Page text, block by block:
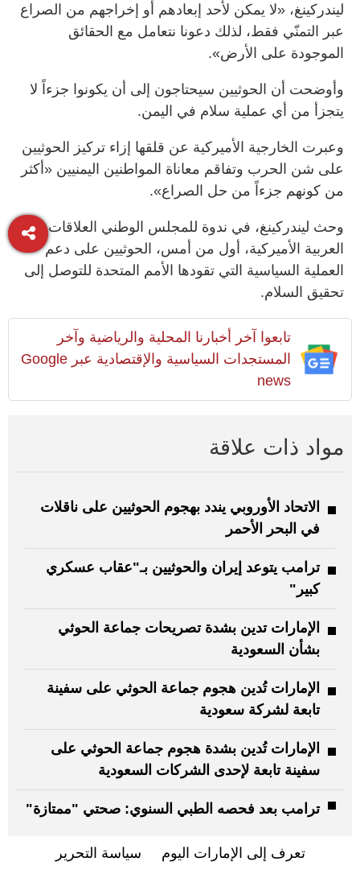
ليندركينغ، «لا يمكن لأحد إبعادهم أو إخراجهم من الصراع
عبر التمنّي فقط، لذلك دعونا نتعامل مع الحقائق
الموجودة على الأرض».
وأوضحت أن الحوثيين سيحتاجون إلى أن يكونوا جزءاً لا
يتجزأ من أي عملية سلام في اليمن.
وعبرت الخارجية الأميركية عن قلقها إزاء تركيز الحوثيين
على شن الحرب وتفاقم معاناة المواطنين اليمنيين «أكثر
من كونهم جزءاً من حل الصراع».
وحث ليندركينغ، في ندوة للمجلس الوطني العلاقات
العربية الأميركية، أول من أمس، الحوثيين على دعم
العملية السياسية التي تقودها الأمم المتحدة للتوصل إلى
تحقيق السلام.
تابعوا آخر أخبارنا المحلية والرياضية وآخر
المستجدات السياسية والإقتصادية عبر Google
news
مواد ذات علاقة
الاتحاد الأوروبي يندد بهجوم الحوثيين على ناقلات
في البحر الأحمر
ترامب يتوعد إيران والحوثيين بـ"عقاب عسكري
كبير"
الإمارات تدين بشدة تصريحات جماعة الحوثي
بشأن السعودية
الإمارات تُدين هجوم جماعة الحوثي على سفينة
تابعة لشركة سعودية
الإمارات تُدين بشدة هجوم جماعة الحوثي على
سفينة تابعة لإحدى الشركات السعودية
ترامب بعد فحصه الطبي السنوي: صحتي "ممتازة"
تعرف إلى الإمارات اليوم سياسة التحرير